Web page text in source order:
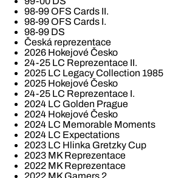
98-99 OFS Cards II.
98-99 OFS Cards I.
98-99 DS
Česká reprezentace
2026 Hokejové Česko
24-25 LC Reprezentace II.
2025 LC Legacy Collection 1985
2025 Hokejové Česko
24-25 LC Reprezentace I.
2024 LC Golden Prague
2024 Hokejové Česko
2024 LC Memorable Moments
2024 LC Expectations
2023 LC Hlinka Gretzky Cup
2023 MK Reprezentace
2022 MK Reprezentace
2022 MK Gamers 2